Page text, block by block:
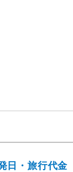
日・旅行代金